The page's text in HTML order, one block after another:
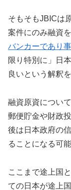
そもそもJBICは
案件にのみ融資
バンカーであり
限り特別に」日
良いという解釈
融資原資につい
郵便貯金や財政
後は日本政府の
ることになる可
ここまで途上国
ての日本が途上